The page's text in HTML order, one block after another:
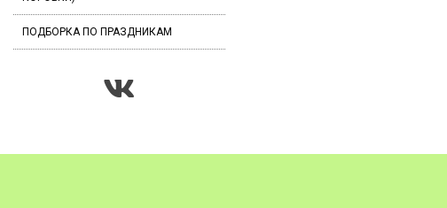
ПОДБОРКА ПО ПРАЗДНИКАМ